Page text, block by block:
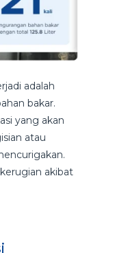
adalah
bakar.
yang akan
atau
akibat